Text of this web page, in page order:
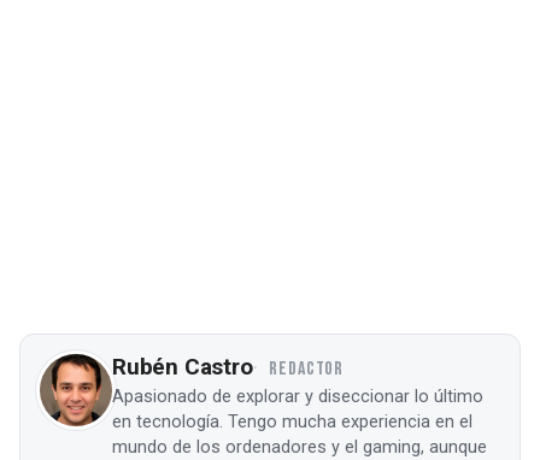
Rubén Castro REDACTOR
Apasionado de explorar y diseccionar lo último
en tecnología. Tengo mucha experiencia en el
mundo de los ordenadores y el gaming, aunque